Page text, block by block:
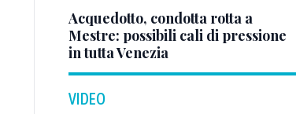
Acquedotto, condotta rotta a
Mestre: possibili cali di pressione
in tutta Venezia
VIDEO